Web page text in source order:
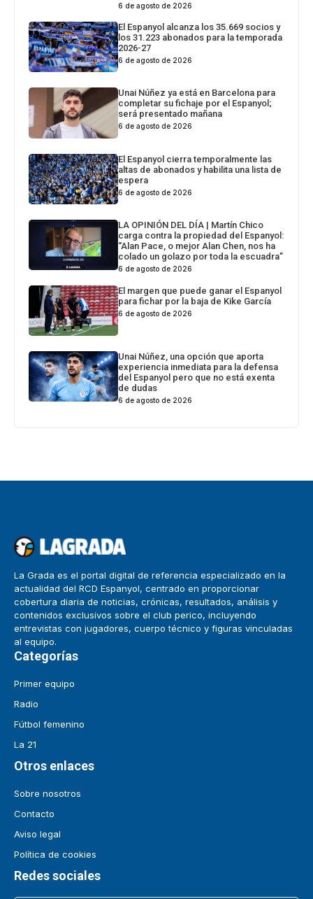
6 de agosto de 2026
El Espanyol alcanza los 35.669 socios y
los 31.223 abonados para la temporada
2026-27
6 de agosto de 2026
Unai Núñez ya está en Barcelona para
completar su fichaje por el Espanyol;
será presentado mañana
6 de agosto de 2026
El Espanyol cierra temporalmente las
altas de abonados y habilita una lista de
espera
6 de agosto de 2026
LA OPINIÓN DEL DÍA | Martín Chico
carga contra la propiedad del Espanyol:
“Alan Pace, o mejor Alan Chen, nos ha
colado un golazo por toda la escuadra”
6 de agosto de 2026
El margen que puede ganar el Espanyol
para fichar por la baja de Kike García
6 de agosto de 2026
Unai Núñez, una opción que aporta
experiencia inmediata para la defensa
del Espanyol pero que no está exenta
de dudas
6 de agosto de 2026
La Grada es el portal digital de referencia especializado en la
actualidad del RCD Espanyol, centrado en proporcionar
cobertura diaria de noticias, crónicas, resultados, análisis y
contenidos exclusivos sobre el club perico, incluyendo
entrevistas con jugadores, cuerpo técnico y figuras vinculadas
al equipo.
Categorías
Primer equipo
Radio
Fútbol femenino
La 21
Otros enlaces
Sobre nosotros
Contacto
Aviso legal
Política de cookies
Redes sociales